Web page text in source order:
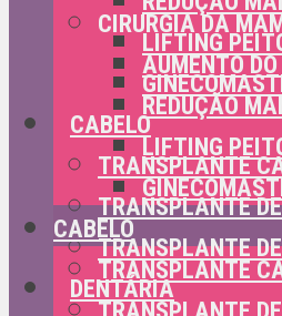
LIFTING
CABELO
TRANSPLANTE
TRANSPLANTE
TRANSPLANTE
DENTÁRIA
CIRURGIA DA
AUMENTO
REDUÇÃO
LIFTING
CABELO
TRANSPLANTE